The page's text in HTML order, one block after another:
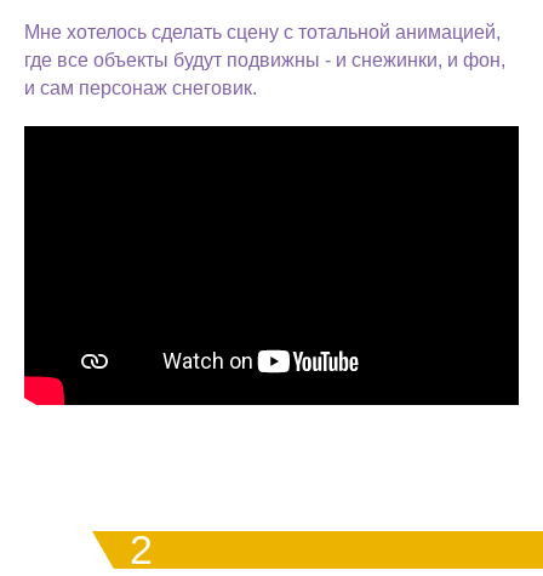
Мне хотелось сделать сцену с тотальной анимацией,
где все объекты будут подвижны - и снежинки, и фон,
и сам персонаж снеговик.
2